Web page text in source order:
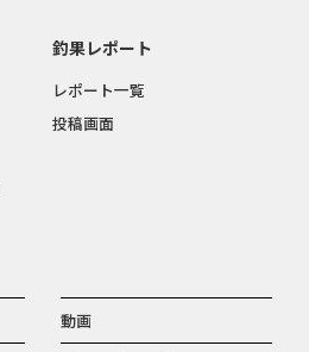
動画
釣果レポート
レポート一覧
投稿画面